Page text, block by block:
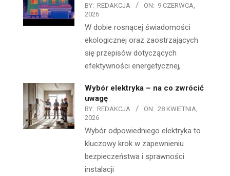
BY: REDAKCJA ON: 9 CZERWCA,
2026
W dobie rosnącej świadomości
ekologicznej oraz zaostrzających
się przepisów dotyczących
efektywności energetycznej,
Wybór elektryka – na co zwrócić
uwagę
BY: REDAKCJA ON: 28 KWIETNIA,
2026
Wybór odpowiedniego elektryka to
kluczowy krok w zapewnieniu
bezpieczeństwa i sprawności
instalacji